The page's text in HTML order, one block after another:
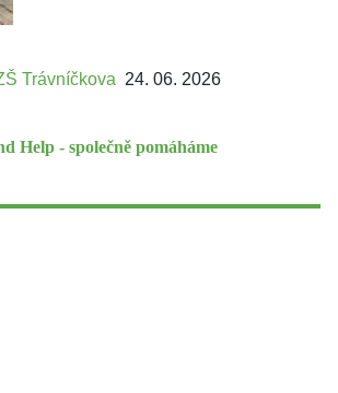
Trávníčkova 24. 06. 2026
Help - společně pomáháme